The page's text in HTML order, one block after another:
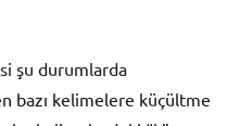
şu durumlarda
bazı kelimelere küçültme